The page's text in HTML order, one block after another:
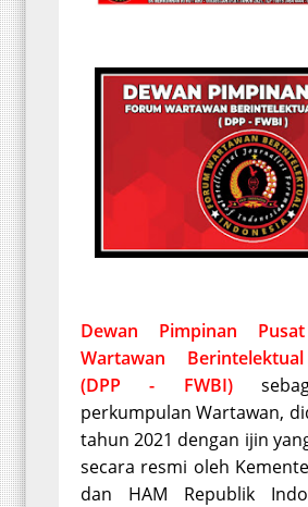
Dewan Pimpinan
Wartawan
(DPP - FWBI)
perkumpulan Wartawan,
tahun 2021 dengan ijin
secara resmi oleh
dan HAM Republik